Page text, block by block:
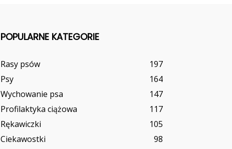
POPULARNE KATEGORIE
Rasy psów
197
Psy
164
Wychowanie psa
147
Profilaktyka ciążowa
117
Rękawiczki
105
Ciekawostki
98